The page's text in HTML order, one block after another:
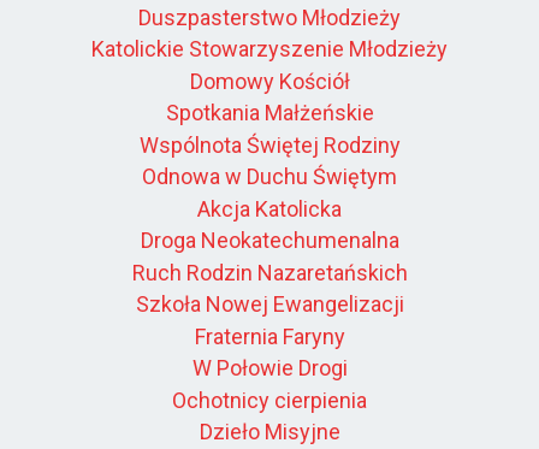
Duszpasterstwo Młodzieży
Katolickie Stowarzyszenie Młodzieży
Domowy Kościół
Spotkania Małżeńskie
Wspólnota Świętej Rodziny
Odnowa w Duchu Świętym
Akcja Katolicka
Droga Neokatechumenalna
Ruch Rodzin Nazaretańskich
Szkoła Nowej Ewangelizacji
Fraternia Faryny
W Połowie Drogi
Ochotnicy cierpienia
Dzieło Misyjne